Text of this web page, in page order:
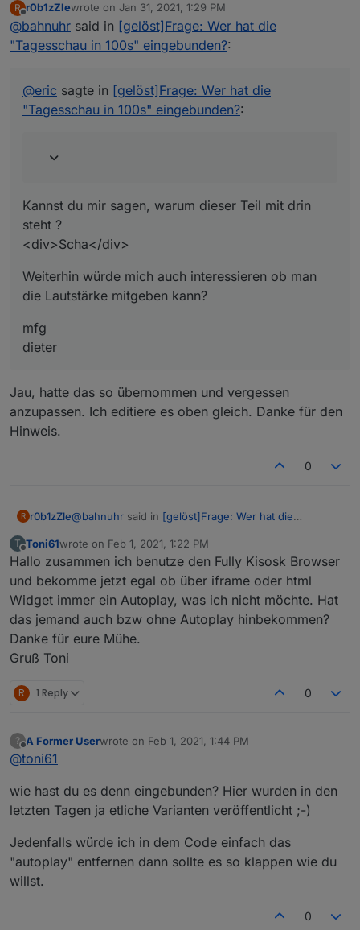
<video src='{javascript.0.Tagesschau}'
width='2000' height='1125' poster='video-
standbild.jpg' autobuffer autoplay controls>
Kannst du mir sagen, warum dieser Teil mit drin steht
<div>Scha</div>
Weiterhin würde mich auch interessieren ob man die
Lautstärke mitgeben kann?
mfg
R
Offline
r0b1zZlewrote on Jan 31, 2021, 1:29 PM
last edited by
@bahnuhr said in [gelöst]Frage: Wer hat die
"Tagesschau in 100s" eingebunden?:
@eric sagte in [gelöst]Frage: Wer hat die
"Tagesschau in 100s" eingebunden?:
Kannst du mir sagen, warum dieser Teil mit drin
steht ?
<div>Scha</div>
Weiterhin würde mich auch interessieren ob man
die Lautstärke mitgeben kann?
mfg
dieter
Jau, hatte das so übernommen und vergessen
anzupassen. Ich editiere es oben gleich. Danke für den
Hinweis.
0
R r0b1zZle@bahnuhr said in [gelöst]Frage: Wer hat die
@eric sagte in[gelöst]Frage: Wer hat die
"Tagesschau in 100s" eingebunden? :
<video src='{javascript.0.Tagesschau}'
width='2000' height='1125' poster='video-
standbild.jpg' autobuffer autoplay controls>
mfg
dieter
Jau, hatte das so übernommen und vergessen
anzupassen. Ich editiere es oben gleich. Danke für
den Hinweis.
T
Offline
Toni61wrote on Feb 1, 2021, 1:22 PM
last edited by
Hallo zusammen ich benutze den Fully Kisosk Browser
und bekomme jetzt egal ob über iframe oder html
Widget immer ein Autoplay, was ich nicht möchte. Hat
das jemand auch bzw ohne Autoplay hinbekommen?
Danke für eure Mühe.
Gruß Toni
R 1 Reply 0
?
Offline
A Former Userwrote on Feb 1, 2021, 1:44 PM
last edited by
@toni61
wie hast du es denn eingebunden? Hier wurden in den
letzten Tagen ja etliche Varianten veröffentlicht ;-)
Jedenfalls würde ich in dem Code einfach das
"autoplay" entfernen dann sollte es so klappen wie du
willst.
0